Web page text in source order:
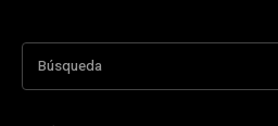
Búsqueda